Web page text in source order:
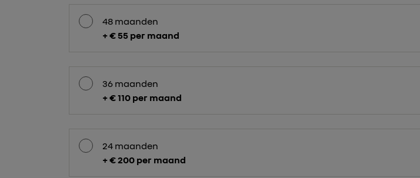
48 maanden
+ € 55 per maand
36 maanden
+ € 110 per maand
24 maanden
+ € 200 per maand